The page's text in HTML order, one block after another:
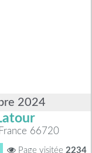
2024
66720
Page visitée 2234